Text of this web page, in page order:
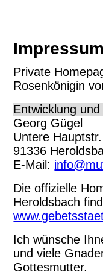
Impressum
Private
Rosenkönigin
Entwicklung und
Georg Gügel
Untere
91336
E-Mail:
Die offizielle
Heroldsbach
Ich wünsche
und viele
Gottesmutter.